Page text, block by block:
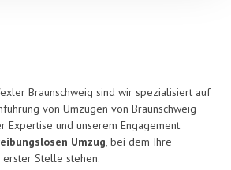
Braunschweig sind wir spezialisiert auf
von Umzügen von Braunschweig
Expertise und unserem Engagement
Umzug, bei dem Ihre
Stelle stehen.